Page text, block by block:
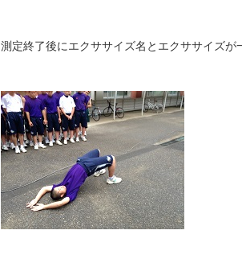
測定終了後にエクササイズ名とエクササイズが